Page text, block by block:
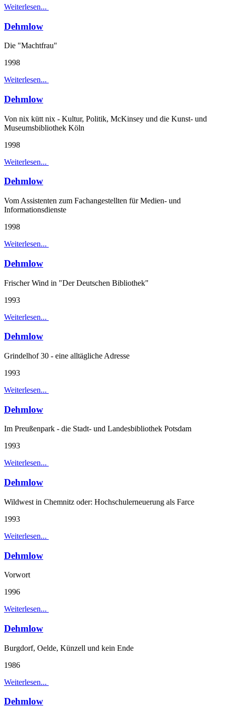
Weiterlesen...
Dehmlow
Die "Machtfrau"
1998
Weiterlesen...
Dehmlow
Von nix kütt nix - Kultur, Politik, McKinsey und die Kunst- und
Museumsbibliothek Köln
1998
Weiterlesen...
Dehmlow
Vom Assistenten zum Fachangestellten für Medien- und
Informationsdienste
1998
Weiterlesen...
Dehmlow
Frischer Wind in "Der Deutschen Bibliothek"
1993
Weiterlesen...
Dehmlow
Grindelhof 30 - eine alltägliche Adresse
1993
Weiterlesen...
Dehmlow
Im Preußenpark - die Stadt- und Landesbibliothek Potsdam
1993
Weiterlesen...
Dehmlow
Wildwest in Chemnitz oder: Hochschulerneuerung als Farce
1993
Weiterlesen...
Dehmlow
Vorwort
1996
Weiterlesen...
Dehmlow
Burgdorf, Oelde, Künzell und kein Ende
1986
Weiterlesen...
Dehmlow